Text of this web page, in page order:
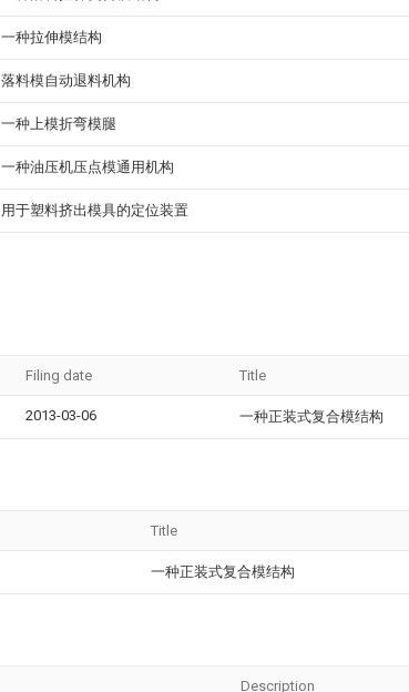
一种拉伸模结构
落料模自动退料机构
一种上模折弯模腿
一种油压机压点模通用机构
用于塑料挤出模具的定位装置
Filing date Title
2013-03-06 一种正装式复合模结构
Title
一种正装式复合模结构
Description